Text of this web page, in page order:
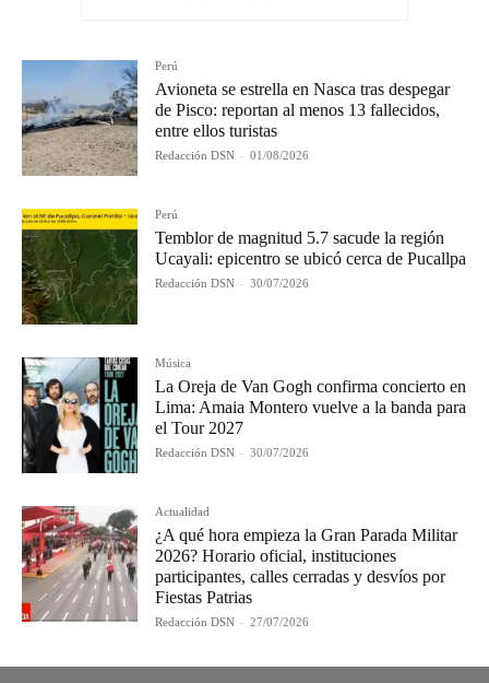
Perú
Avioneta se estrella en Nasca tras despegar
de Pisco: reportan al menos 13 fallecidos,
entre ellos turistas
Redacción DSN - 01/08/2026
Perú
Temblor de magnitud 5.7 sacude la región
Ucayali: epicentro se ubicó cerca de Pucallpa
Redacción DSN - 30/07/2026
Música
La Oreja de Van Gogh confirma concierto en
Lima: Amaia Montero vuelve a la banda para
el Tour 2027
Redacción DSN - 30/07/2026
Actualidad
¿A qué hora empieza la Gran Parada Militar
2026? Horario oficial, instituciones
participantes, calles cerradas y desvíos por
Fiestas Patrias
Redacción DSN - 27/07/2026